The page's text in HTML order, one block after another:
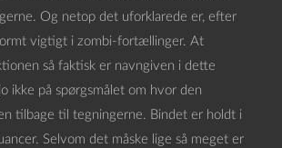
Og netop det uforklarede er, efter
vigtigt i zombi-fortællinger. At
så faktisk er navngiven i dette
ikke på spørgsmålet om hvor den
tilbage til tegningerne. Bindet er holdt i
Selvom det måske lige så meget er